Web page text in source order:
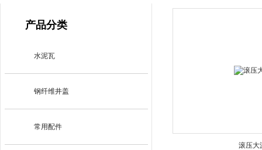
产品分类
水泥瓦
钢纤维井盖
常用配件
滚压大